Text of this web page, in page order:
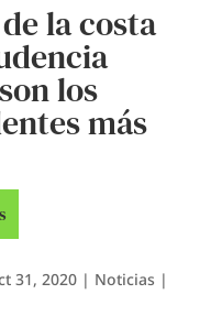
la costa
los
más
31, 2020| Noticias |